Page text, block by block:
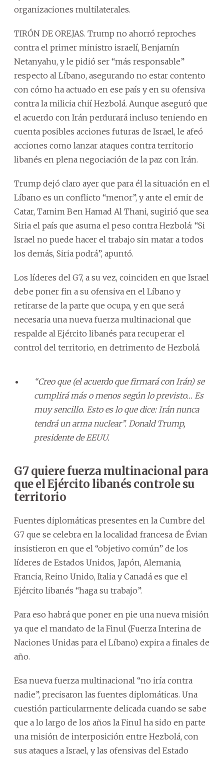
organizaciones multilaterales.
TIRÓN DE OREJAS. Trump no ahorró reproches
contra el primer ministro israelí, Benjamín
Netanyahu, y le pidió ser “más responsable”
respecto al Líbano, asegurando no estar contento
con cómo ha actuado en ese país y en su ofensiva
contra la milicia chií Hezbolá. Aunque aseguró que
el acuerdo con Irán perdurará incluso teniendo en
cuenta posibles acciones futuras de Israel, le afeó
acciones como lanzar ataques contra territorio
libanés en plena negociación de la paz con Irán.
Trump dejó claro ayer que para él la situación en el
Líbano es un conflicto “menor”, y ante el emir de
Catar, Tamim Ben Hamad Al Thani, sugirió que sea
Siria el país que asuma el peso contra Hezbolá: “Si
Israel no puede hacer el trabajo sin matar a todos
los demás, Siria podrá”, apuntó.
Los líderes del G7, a su vez, coinciden en que Israel
debe poner fin a su ofensiva en el Líbano y
retirarse de la parte que ocupa, y en que será
necesaria una nueva fuerza multinacional que
respalde al Ejército libanés para recuperar el
control del territorio, en detrimento de Hezbolá.
“Creo que (el acuerdo que firmará con Irán) se
cumplirá más o menos según lo previsto… Es
muy sencillo. Esto es lo que dice: Irán nunca
tendrá un arma nuclear”. Donald Trump,
presidente de EEUU.
G7 quiere fuerza multinacional para
que el Ejército libanés controle su
territorio
Fuentes diplomáticas presentes en la Cumbre del
G7 que se celebra en la localidad francesa de Évian
insistieron en que el “objetivo común” de los
líderes de Estados Unidos, Japón, Alemania,
Francia, Reino Unido, Italia y Canadá es que el
Ejército libanés “haga su trabajo”.
Para eso habrá que poner en pie una nueva misión
ya que el mandato de la Finul (Fuerza Interina de
Naciones Unidas para el Líbano) expira a finales de
año.
Esa nueva fuerza multinacional “no iría contra
nadie”, precisaron las fuentes diplomáticas. Una
cuestión particularmente delicada cuando se sabe
que a lo largo de los años la Finul ha sido en parte
una misión de interposición entre Hezbolá, con
sus ataques a Israel, y las ofensivas del Estado